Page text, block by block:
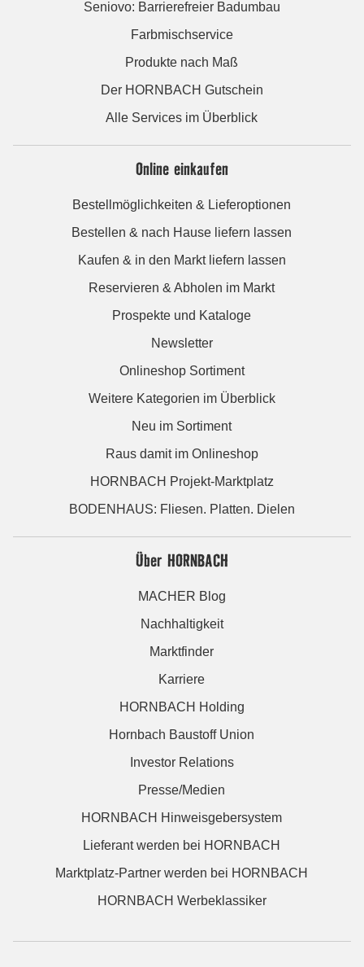
Seniovo: Barrierefreier Badumbau
Farbmischservice
Produkte nach Maß
Der HORNBACH Gutschein
Alle Services im Überblick
Online einkaufen
Bestellmöglichkeiten & Lieferoptionen
Bestellen & nach Hause liefern lassen
Kaufen & in den Markt liefern lassen
Reservieren & Abholen im Markt
Prospekte und Kataloge
Newsletter
Onlineshop Sortiment
Weitere Kategorien im Überblick
Neu im Sortiment
Raus damit im Onlineshop
HORNBACH Projekt-Marktplatz
BODENHAUS: Fliesen. Platten. Dielen
Über HORNBACH
MACHER Blog
Nachhaltigkeit
Marktfinder
Karriere
HORNBACH Holding
Hornbach Baustoff Union
Investor Relations
Presse/Medien
HORNBACH Hinweisgebersystem
Lieferant werden bei HORNBACH
Marktplatz-Partner werden bei HORNBACH
HORNBACH Werbeklassiker